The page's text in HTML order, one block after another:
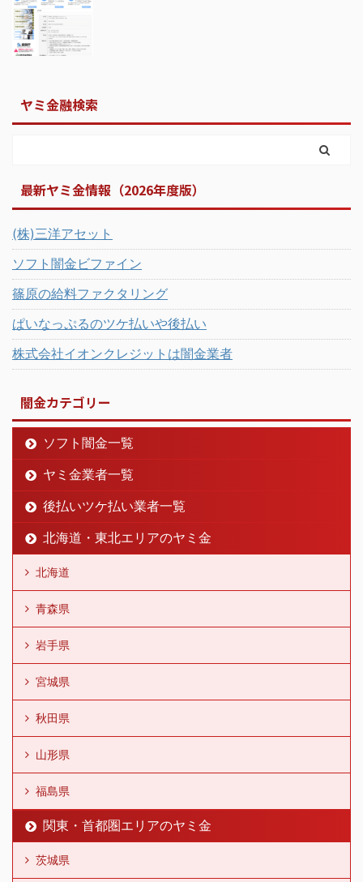
ヤミ金融検索
最新ヤミ金情報（2026年度版）
(株)三洋アセット
ソフト闇金ビファイン
篠原の給料ファクタリング
ぱいなっぷるのツケ払いや後払い
株式会社イオンクレジットは闇金業者
闇金カテゴリー
ソフト闇金一覧
ヤミ金業者一覧
後払いツケ払い業者一覧
北海道・東北エリアのヤミ金
北海道
青森県
岩手県
宮城県
秋田県
山形県
福島県
関東・首都圏エリアのヤミ金
茨城県